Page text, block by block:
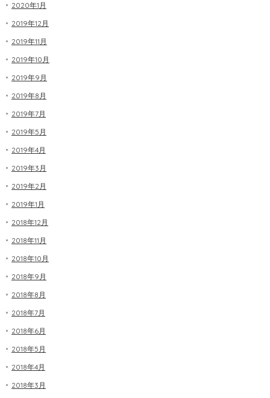
2020年1月
2019年12月
2019年11月
2019年10月
2019年9月
2019年8月
2019年7月
2019年5月
2019年4月
2019年3月
2019年2月
2019年1月
2018年12月
2018年11月
2018年10月
2018年9月
2018年8月
2018年7月
2018年6月
2018年5月
2018年4月
2018年3月